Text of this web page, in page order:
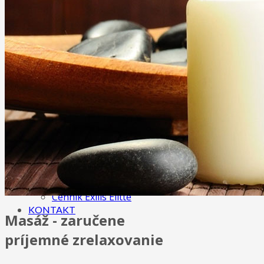
Tejpovanie (taping, kineziotaping)
Maderoterapia
Terapia rázovou vlnou
KOZMETIKA
3D mihalnice
IPL procedúry
Exilis - Telo
Exilis - Tvár
CENNÍK
Cenník masáži
Cenník kozmetických služieb
Cenník Exilis Elitte
KONTAKT
Masáž - zaručene
príjemné zrelaxovanie